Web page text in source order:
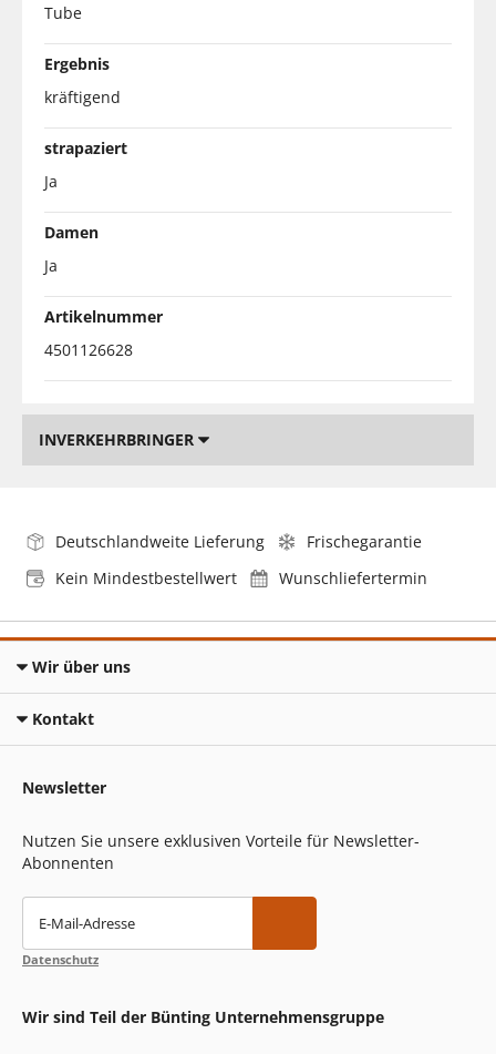
Tube
Ergebnis
kräftigend
strapaziert
Ja
Damen
Ja
Artikelnummer
4501126628
INVERKEHRBRINGER
Deutschlandweite Lieferung
Frischegarantie
Kein Mindestbestellwert
Wunschliefertermin
Wir über uns
Kontakt
Newsletter
Nutzen Sie unsere exklusiven Vorteile für Newsletter-
Abonnenten
E-Mail-Adresse
Datenschutz
Wir sind Teil der Bünting Unternehmensgruppe